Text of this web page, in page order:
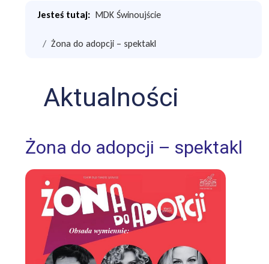
Jesteś tutaj: MDK Świnoujście
Żona do adopcji – spektakl
Aktualności
Żona do adopcji – spektakl